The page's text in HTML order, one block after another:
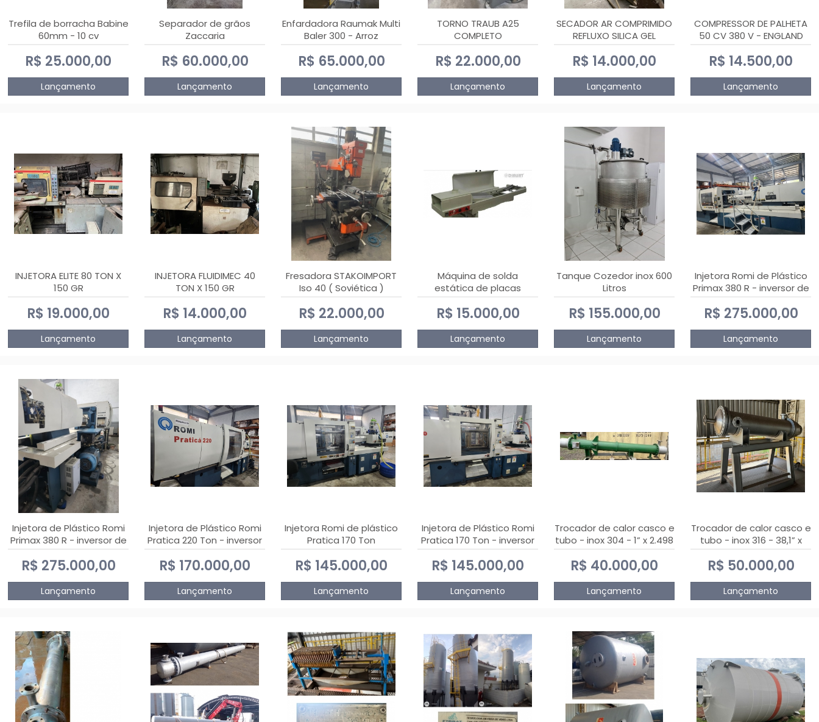
Trefila de borracha Babine
60mm - 10 cv
R$ 25.000,00
Lançamento
Separador de grãos
Zaccaria
R$ 60.000,00
Lançamento
Enfardadora Raumak Multi
Baler 300 - Arroz
R$ 65.000,00
Lançamento
TORNO TRAUB A25
COMPLETO
R$ 22.000,00
Lançamento
SECADOR AR COMPRIMIDO
REFLUXO SILICA GEL
R$ 14.000,00
Lançamento
COMPRESSOR DE PALHETA
50 CV 380 V - ENGLAND
R$ 14.500,00
Lançamento
INJETORA ELITE 80 TON X
150 GR
R$ 19.000,00
Lançamento
INJETORA FLUIDIMEC 40
TON X 150 GR
R$ 14.000,00
Lançamento
Fresadora STAKOIMPORT
Iso 40 ( Soviética )
R$ 22.000,00
Lançamento
Máquina de solda
estática de placas
eletrônicas PTH DIALSAT
R$ 15.000,00
Lançamento
Tanque Cozedor inox 600
Litros
R$ 155.000,00
Lançamento
Injetora Romi de Plástico
Primax 380 R - inversor de
frequência NR 12 - 2008
R$ 275.000,00
Lançamento
Injetora de Plástico Romi
Primax 380 R - inversor de
frequência NR 12
R$ 275.000,00
Lançamento
Injetora de Plástico Romi
Pratica 220 Ton - inversor
de frequência NR 12
R$ 170.000,00
Lançamento
Injetora Romi de plástico
Pratica 170 Ton
R$ 145.000,00
Lançamento
Injetora de Plástico Romi
Pratica 170 Ton - inversor
de frequência NR 12
R$ 145.000,00
Lançamento
Trocador de calor casco e
tubo - inox 304 - 1” x 2.498
mm
R$ 40.000,00
Lançamento
Trocador de calor casco e
tubo - inox 316 - 38,1” x
2.030 mm
R$ 50.000,00
Lançamento